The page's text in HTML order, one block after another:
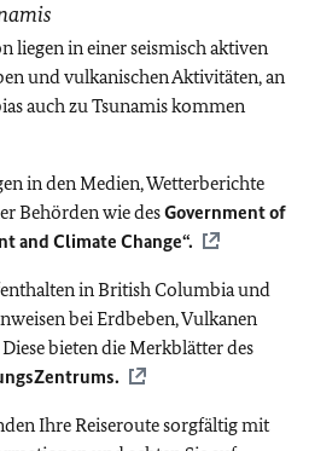
liegen in einer seismisch aktiven
und vulkanischen Aktivitäten, an
auch zu Tsunamis kommen
in den Medien, Wetterberichte
Behörden wie desGovernment of
and Climate Change“.
in British Columbia und
bei Erdbeben, Vulkanen
bieten die Merkblätter des
Ihre Reiseroute sorgfältig mit